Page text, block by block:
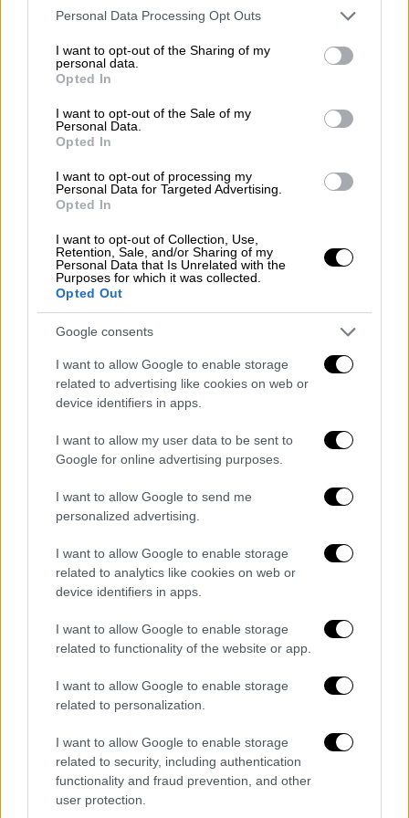
Please note that this website/app uses one or more Google
not limited to your visit or usage behaviour. You may click to
grant or deny consent to Google and its third-party tags to
use your data for below specified purposes in below Google
consent section.
Personal Data Processing Opt Outs
I want to opt-out of the Sharing of my
personal data.
Opted In
I want to opt-out of the Sale of my
Personal Data.
Opted In
I want to opt-out of processing my
Personal Data for Targeted Advertising.
Opted In
I want to opt-out of Collection, Use,
Retention, Sale, and/or Sharing of my
Personal Data that Is Unrelated with the
Purposes for which it was collected.
Opted Out
Google consents
I want to allow Google to enable storage
related to advertising like cookies on web or
device identifiers in apps.
I want to allow my user data to be sent to
Google for online advertising purposes.
I want to allow Google to send me
personalized advertising.
I want to allow Google to enable storage
related to analytics like cookies on web or
device identifiers in apps.
I want to allow Google to enable storage
related to functionality of the website or app.
I want to allow Google to enable storage
related to personalization.
I want to allow Google to enable storage
related to security, including authentication
functionality and fraud prevention, and other
user protection.
συνεργαστεί με όλους τους ιδιώτες
Παρόχους για την οριστικοποίηση των όρων,
της διαδικασίας, αλλά και του μηχανισμού
πιστοποίησης ώστε να εξασφαλιστεί ότι η
έκπτωση κατ΄ ελάχιστον 15% στην τιμή του
φυσικού αέριου, θα φτάσει στους τελικούς
οικιακούς καταναλωτές».
Σκυλακάκης: Πάνω από 1 εκατ. οι
δικαιούχοι του επιδόματος θέρμανσης
Υπενθυμίζουμε πως πάνω από ένα
εκατομμύριο υπολογίζονται οι δικαιούχοι
που θα λάβουν για εφέτος το επίδομα
θέρμανσης, ενώ διευρύνονται σημαντικά
τόσο τα περιουσιακά,όσο και τα
στην εξειδίκευση των μέτρων στήριξης των
νοικοκυριών ο αναπληρωτής υπουργός
Οικονομικών Θοδωρής Σκυλακάκης.
αναμένεται να είναι επιλέξιμο το 80% των
νοικοκυριών που θα καταναλώσουν τις
επιδοτούμενες μορφές καυσίμου (πετρέλαιο
θέρμανσης εσωτερικής καύσης (DIESEL),
φυσικό αέριο, υγραέριο, καυσόξυλα και
βιομάζας (πέλετ). Υπολογίζεται ότι περί τα
1,8 εκατ. νοικοκυριά καταναλώνουν τις εν
τα 1,45 εκατ. νοικοκυριά είναι επιλέξιμα για
το συγκεκριμένο επίδομα. Το επίδομα
θέρμανσης εφέτος
θα το λάβουν και όσοι